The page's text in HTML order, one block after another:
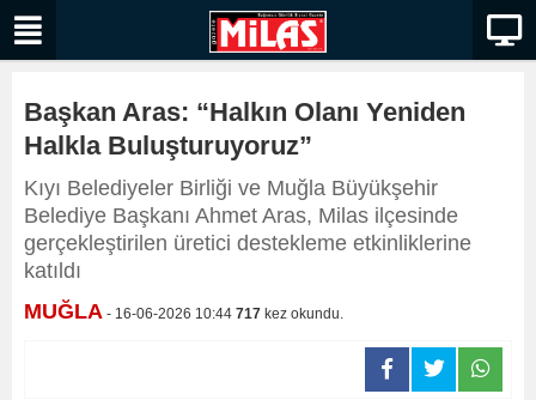
Başkan Aras: “Halkın Olanı Yeniden
Halkla Buluşturuyoruz”
Kıyı Belediyeler Birliği ve Muğla Büyükşehir
Belediye Başkanı Ahmet Aras, Milas ilçesinde
gerçekleştirilen üretici destekleme etkinliklerine
katıldı
MUĞLA - 16-06-2026 10:44 717 kez okundu.